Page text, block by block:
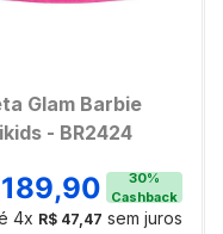
Glam Barbie
- BR2424
189,90 30%
Cashback
4x R$ 47 47 sem juros